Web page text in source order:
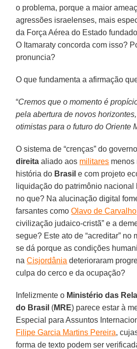
o problema, porque a maior
agressões israelenses, mais
da Força Aérea do Estado
O Itamaraty concorda com isso?
pronuncia?
O que fundamenta a afirmação
“Cremos que o momento é
pela abertura de novos
otimistas para o futuro do Oriente
O sistema de “crenças” do
direita aliado aos militares menos
história do Brasil e com projeto
liquidação do patrimônio
no que? Na alucinação digital
farsantes comoOlavo de Carvalho
civilização judaico-cristã” e a
segue? Este ato de “acreditar” no
se dá porque as condições
naCisjordânia deterioraram
culpa do cerco e da ocupação?
Infelizmente o Ministério das
do Brasil (MRE) parece estar à
Especial para Assuntos
Filipe Garcia Martins Pereira,
forma de texto podem ser